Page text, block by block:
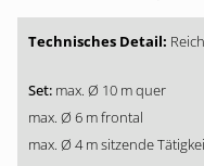
max. Ø 10 m quer
max. Ø 6 m frontal
max. Ø 4 m sitzende